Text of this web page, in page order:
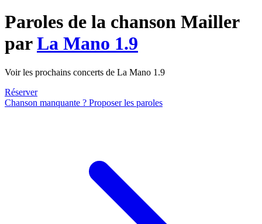
Paroles de la chanson Mailler
parLa Mano 1.9
Voir les prochains concerts de La Mano 1.9
Réserver
Chanson manquante ? Proposer les paroles